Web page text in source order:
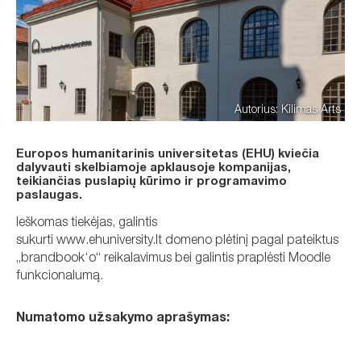
Autorius: Kilimas Arts
Europos humanitarinis universitetas (EHU) kviečia
dalyvauti skelbiamoje apklausoje kompanijas,
teikiančias puslapių kūrimo ir programavimo
paslaugas.
Ieškomas tiekėjas, galintis
sukurti www.ehuniversity.lt domeno plėtinį pagal pateiktus
„brandbook‘o“ reikalavimus bei galintis praplėsti Moodle
funkcionalumą.
Numatomo užsakymo aprašymas: